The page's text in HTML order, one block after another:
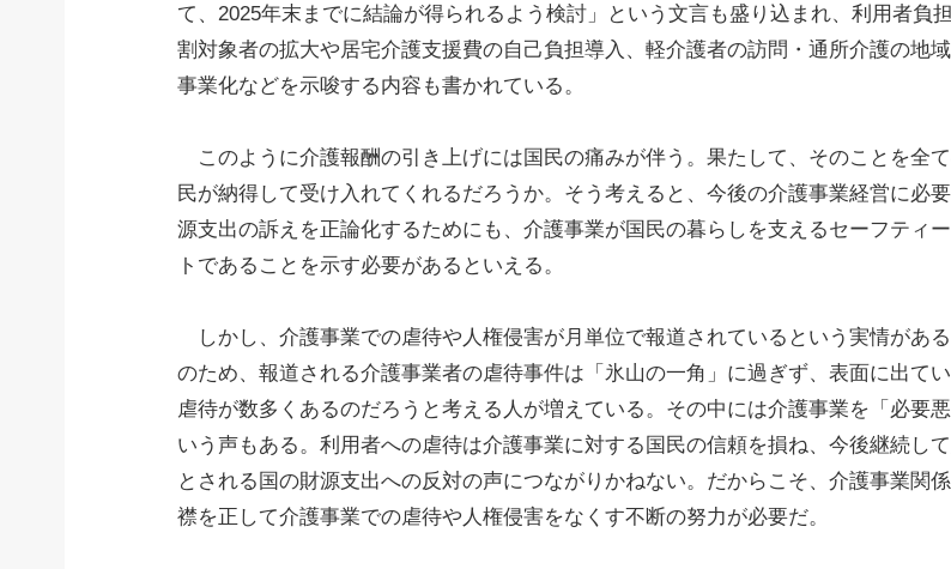
て、2025年末までに結論が得られるよう検討」という文言も盛り込まれ、利用者負
割対象者の拡大や居宅介護支援費の自己負担導入、軽介護者の訪問・通所介護の地
事業化などを示唆する内容も書かれている。
このように介護報酬の引き上げには国民の痛みが伴う。果たして、そのことを全
民が納得して受け入れてくれるだろうか。そう考えると、今後の介護事業経営に必
源支出の訴えを正論化するためにも、介護事業が国民の暮らしを支えるセーフティ
トであることを示す必要があるといえる。
しかし、介護事業での虐待や人権侵害が月単位で報道されているという実情があ
のため、報道される介護事業者の虐待事件は「氷山の一角」に過ぎず、表面に出て
虐待が数多くあるのだろうと考える人が増えている。その中には介護事業を「必要
いう声もある。利用者への虐待は介護事業に対する国民の信頼を損ね、今後継続し
とされる国の財源支出への反対の声につながりかねない。だからこそ、介護事業関
襟を正して介護事業での虐待や人権侵害をなくす不断の努力が必要だ。